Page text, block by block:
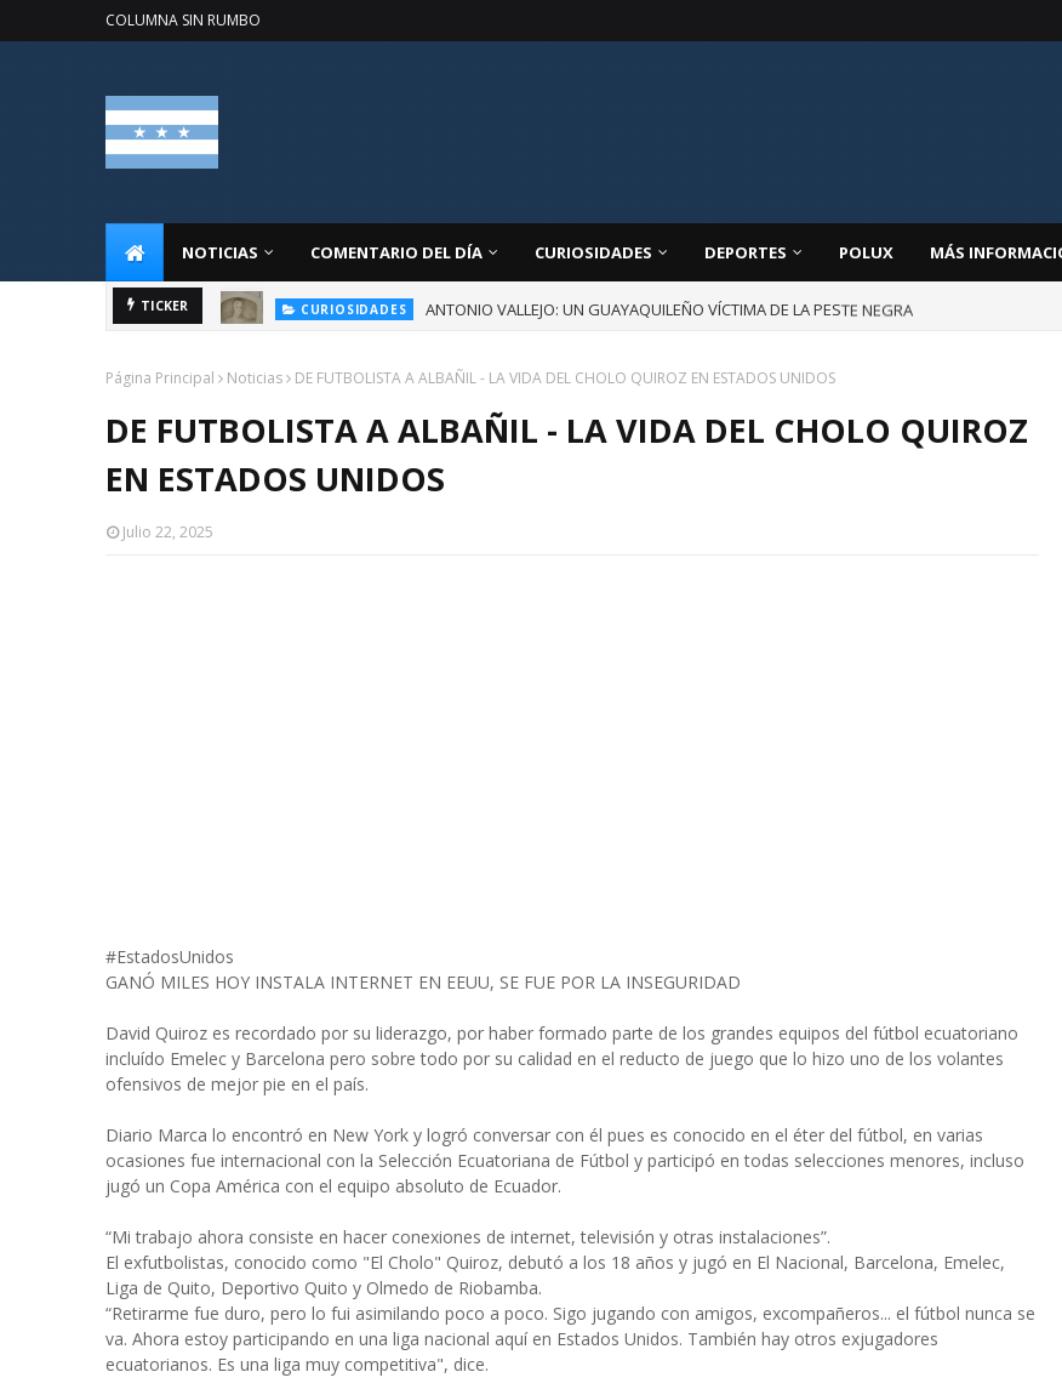
COLUMNA SIN RUMBO
NOTICIAS COMENTARIO DEL DÍA CURIOSIDADES DEPORTES POLUX MÁS
TICKER CURIOSIDADES ANTONIO VALLEJO: UN GUAYAQUILEÑO VÍCTIMA DE LA PESTE NEGRA
Página Principal Noticias DE FUTBOLISTA A ALBAÑIL - LA VIDA DEL CHOLO QUIROZ EN ESTADOS UNIDOS
DE FUTBOLISTA A ALBAÑIL - LA VIDA DEL CHOLO QUIROZ
EN ESTADOS UNIDOS
Julio 22, 2025
#EstadosUnidos
GANÓ MILES HOY INSTALA INTERNET EN EEUU, SE FUE POR LA INSEGURIDAD
David Quiroz es recordado por su liderazgo, por haber formado parte de los grandes equipos del fútbol ecuatoriano
incluído Emelec y Barcelona pero sobre todo por su calidad en el reducto de juego que lo hizo uno de los volantes
ofensivos de mejor pie en el país.
Diario Marca lo encontró en New York y logró conversar con él pues es conocido en el éter del fútbol, en varias
ocasiones fue internacional con la Selección Ecuatoriana de Fútbol y participó en todas selecciones menores, incluso
jugó un Copa América con el equipo absoluto de Ecuador.
“Mi trabajo ahora consiste en hacer conexiones de internet, televisión y otras instalaciones”.
El exfutbolistas, conocido como "El Cholo" Quiroz, debutó a los 18 años y jugó en El Nacional, Barcelona, Emelec,
Liga de Quito, Deportivo Quito y Olmedo de Riobamba.
“Retirarme fue duro, pero lo fui asimilando poco a poco. Sigo jugando con amigos, excompañeros... el fútbol nunca se
va. Ahora estoy participando en una liga nacional aquí en Estados Unidos. También hay otros exjugadores
ecuatorianos. Es una liga muy competitiva", dice.